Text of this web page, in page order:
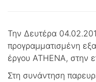
Την Δευτέρα
προγραμματισμένη
έργου ATHENA, στην
Στη συνάντηση